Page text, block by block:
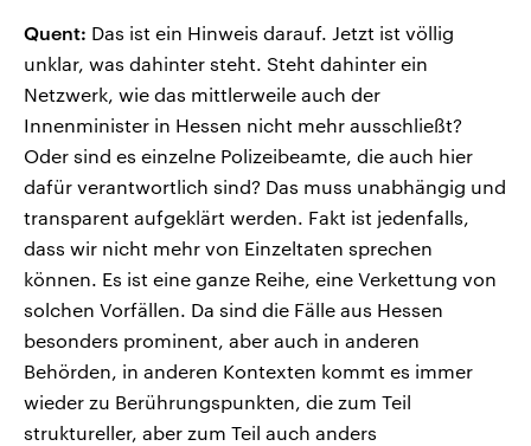
Quent: Das ist ein Hinweis darauf. Jetzt ist völlig
unklar, was dahinter steht. Steht dahinter ein
Netzwerk, wie das mittlerweile auch der
Innenminister in Hessen nicht mehr ausschließt?
Oder sind es einzelne Polizeibeamte, die auch hier
dafür verantwortlich sind? Das muss unabhängig und
transparent aufgeklärt werden. Fakt ist jedenfalls,
dass wir nicht mehr von Einzeltaten sprechen
können. Es ist eine ganze Reihe, eine Verkettung von
solchen Vorfällen. Da sind die Fälle aus Hessen
besonders prominent, aber auch in anderen
Behörden, in anderen Kontexten kommt es immer
wieder zu Berührungspunkten, die zum Teil
struktureller, aber zum Teil auch anders